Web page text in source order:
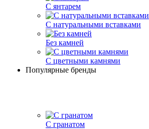
С янтарем
С натуральными вставками
Без камней
С цветными камнями
Популярные бренды
С гранатом